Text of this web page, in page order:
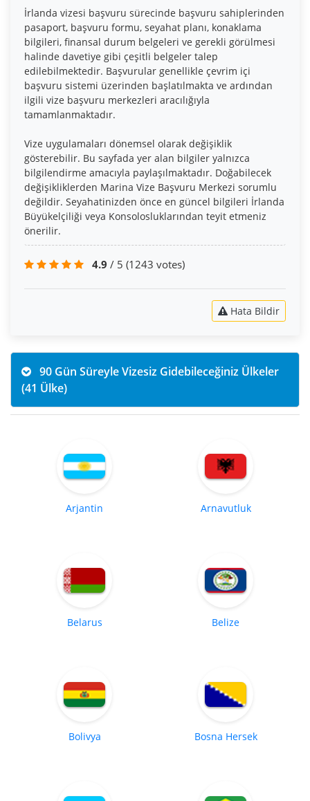
İrlanda vizesi başvuru sürecinde başvuru sahiplerinden
pasaport, başvuru formu, seyahat planı, konaklama
bilgileri, finansal durum belgeleri ve gerekli görülmesi
halinde davetiye gibi çeşitli belgeler talep
edilebilmektedir. Başvurular genellikle çevrim içi
başvuru sistemi üzerinden başlatılmakta ve ardından
ilgili vize başvuru merkezleri aracılığıyla
tamamlanmaktadır.
Vize uygulamaları dönemsel olarak değişiklik
gösterebilir. Bu sayfada yer alan bilgiler yalnızca
bilgilendirme amacıyla paylaşılmaktadır. Doğabilecek
değişikliklerden Marina Vize Başvuru Merkezi sorumlu
değildir. Seyahatinizden önce en güncel bilgileri İrlanda
Büyükelçiliği veya Konsolosluklarından teyit etmeniz
önerilir.
4.9 / 5 (1243 votes)
Hata Bildir
(41 Ülke)
Arjantin Arnavutluk
Belarus Belize
Bolivya Bosna Hersek